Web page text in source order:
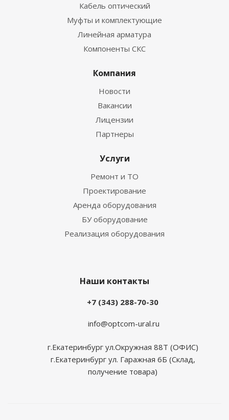
Кабель оптический
Муфты и комплектующие
Линейная арматура
Компоненты СКС
Компания
Новости
Вакансии
Лицензии
Партнеры
Услуги
Ремонт и ТО
Проектирование
Аренда оборудования
БУ оборудование
Реализация оборудования
Наши контакты
+7 (343) 288-70-30
info@optcom-ural.ru
г.Екатеринбург ул.Окружная 88Т (ОФИС)
г.Екатеринбург ул. Гаражная 6Б (Склад,
получение товара)